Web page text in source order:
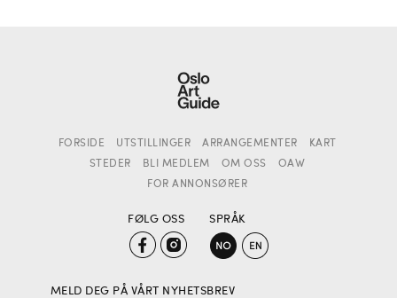
FORSIDE UTSTILLINGER ARRANGEMENTER
KART
STEDER
BLI MEDLEM OM OSS
OAW
FOR ANNONSØRER
FØLG OSS SPRÅK
MELD DEG PÅ VÅRT NYHETSBREV